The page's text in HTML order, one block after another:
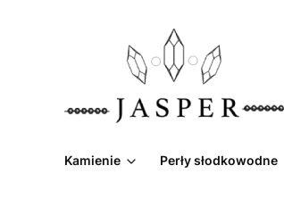
Kamienie Perły słodkowodne